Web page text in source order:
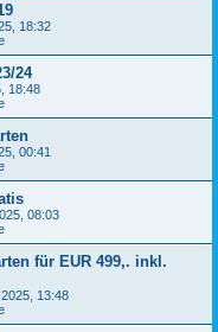
18:32
24
18:48
00:41
08:03
für EUR 499,. inkl.
13:48